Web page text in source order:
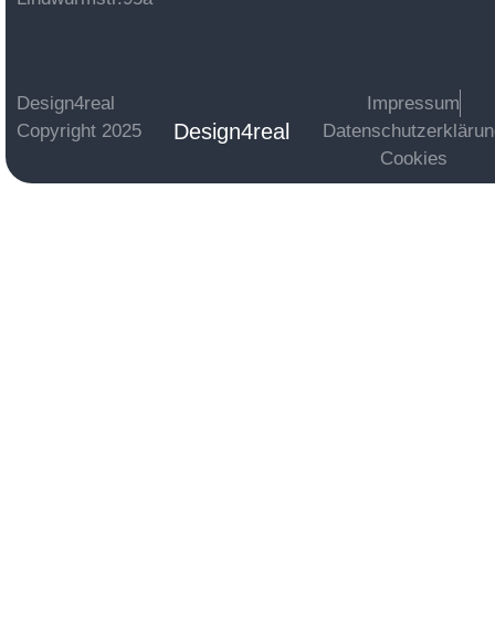
Design4real
Copyright 2025
Design4real
Impressum
Cookies